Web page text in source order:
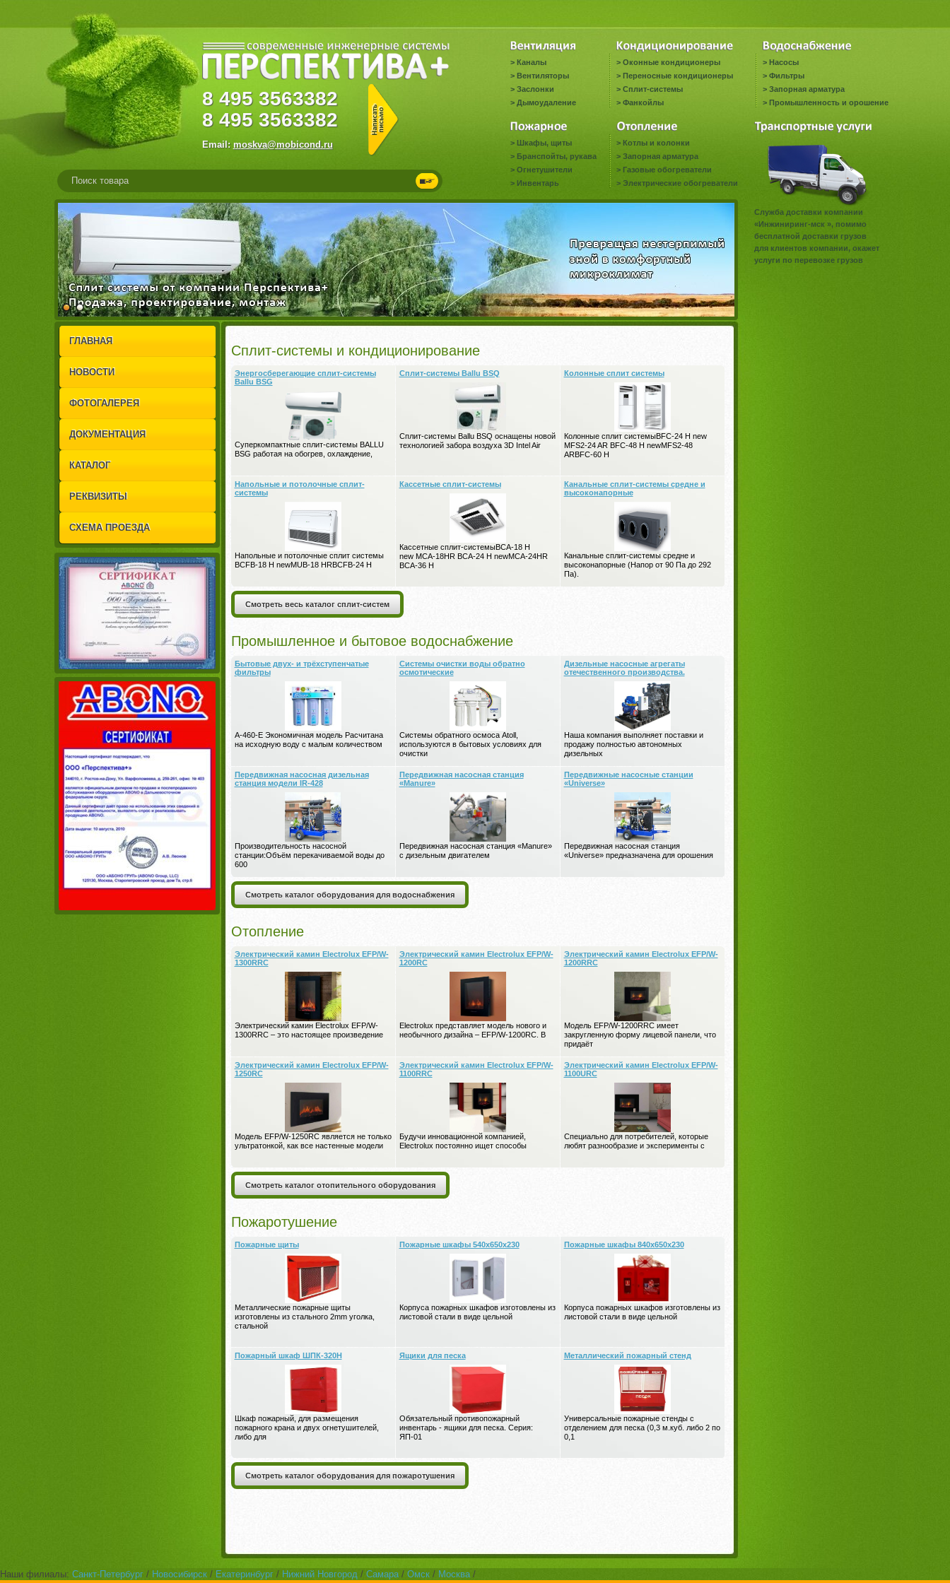
8 495 3563382
8 495 3563382
Email: moskva@mobicond.ru
> Каналы
> Вентиляторы
> Заслонки
> Дымоудаление
> Оконные кондиционеры
> Переносные кондиционеры
> Сплит-системы
> Фанкойлы
> Насосы
> Фильтры
> Запорная арматура
> Промышленность и орошение
> Шкафы, щиты
> Бранспойты, рукава
> Огнетушители
> Инвентарь
> Котлы и колонки
> Запорная арматура
> Газовые обогреватели
> Электрические обогреватели
1
2
ГЛАВНАЯ
НОВОСТИ
ФОТОГАЛЕРЕЯ
ДОКУМЕНТАЦИЯ
КАТАЛОГ
РЕКВИЗИТЫ
СХЕМА ПРОЕЗДА
Сплит-системы и кондиционирование
Энергосберегающие сплит-системы
Ballu BSG
Суперкомпактные сплит-системы BALLU
BSG работая на обогрев, охлаждение,
Сплит-системы Ballu BSQ
Сплит-системы Ballu BSQ оснащены новой
технологией забора воздуха 3D Intel Air
Колонные сплит системы
Колонные сплит системыBFC-24 H new
MFS2-24 AR BFC-48 H newMFS2-48
ARBFC-60 H
Напольные и потолочные сплит-
системы
Напольные и потолочные сплит системы
BCFB-18 H newMUB-18 HRBCFB-24 H
Кассетные сплит-системы
Кассетные сплит-системыBCA-18 H
new MCA-18HR BCA-24 H newMCA-24HR
BCA-36 H
Канальные сплит-системы средне и
высоконапорные
Канальные сплит-системы средне и
высоконапорные (Напор от 90 Па до 292
Па).
Смотреть весь каталог сплит-систем
Промышленное и бытовое водоснабжение
Бытовые двух- и трёхступенчатые
фильтры
A-460-E Экономичная модель Расчитана
на исходную воду с малым количеством
Системы очистки воды обратно
осмотические
Системы обратного осмоса Atoll,
используются в бытовых условиях для
очистки
Дизельные насосные агрегаты
отечественного производства.
Наша компания выполняет поставки и
продажу полностью автономных
дизельных
Передвижная насосная дизельная
станция модели IR-428
Производительность насосной
станции:Объём перекачиваемой воды до
600
Передвижная насосная станция
«Manure»
Передвижная насосная станция «Manure»
с дизельным двигателем
Передвижные насосные станции
«Universe»
Передвижная насосная станция
«Universe» предназначена для орошения
Смотреть каталог оборудования для водоснабжения
Отопление
Электрический камин Electrolux EFP/W-
1300RRC
Электрический камин Electrolux EFP/W-
1300RRC – это настоящее произведение
Электрический камин Electrolux EFP/W-
1200RC
Electrolux представляет модель нового и
необычного дизайна – EFP/W-1200RC. В
Электрический камин Electrolux EFP/W-
1200RRC
Модель EFP/W-1200RRC имеет
закругленную форму лицевой панели, что
придаёт
Электрический камин Electrolux EFP/W-
1250RC
Модель EFP/W-1250RC является не только
ультратонкой, как все настенные модели
Электрический камин Electrolux EFP/W-
1100RRC
Будучи инновационной компанией,
Electrolux постоянно ищет способы
Электрический камин Electrolux EFP/W-
1100URC
Специально для потребителей, которые
любят разнообразие и эксперименты с
Смотреть каталог отопительного оборудования
Пожаротушение
Пожарные щиты
Металлические пожарные щиты
изготовлены из стального 2mm уголка,
стальной
Пожарные шкафы 540x650x230
Корпуса пожарных шкафов изготовлены из
листовой стали в виде цельной
Пожарные шкафы 840x650x230
Корпуса пожарных шкафов изготовлены из
листовой стали в виде цельной
Пожарный шкаф ШПК-320Н
Шкаф пожарный, для размещения
пожарного крана и двух огнетушителей,
либо для
Ящики для песка
Обязательный противопожарный
инвентарь - ящики для песка. Серия:
ЯП-01
Металлический пожарный стенд
Универсальные пожарные стенды с
отделением для песка (0,3 м.куб. либо 2 по
0,1
Смотреть каталог оборудования для пожаротушения
Служба доставки компании
«Инжиниринг-мск », помимо
бесплатной доставки грузов
для клиентов компании, окажет
услуги по перевозке грузов
Наши филиалы: Санкт-Петербург / Новосибирск / Екатеринбург / Нижний Новгород / Самара/ Омск / Москва/